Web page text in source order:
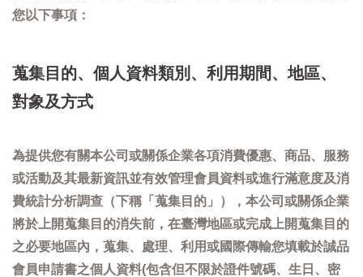
您以下事項：
蒐集目的、個人資料類別、利用期間、地區、
對象及方式
為提供您有關本公司或關係企業各項消費優惠、商品、服務
或活動及其最新資訊並有效管理會員資料或進行滿意度及消
費統計分析調查（下稱「蒐集目的」），本公司或關係企業
將於上開蒐集目的消失前，在臺灣地區或完成上開蒐集目的
之必要地區內，蒐集、處理、利用或國際傳輸您填載於誠品
會員申請書之個人資料(包含但不限於證件號碼、生日、密